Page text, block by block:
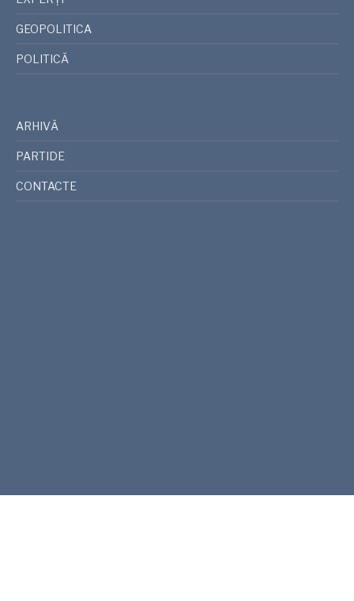
GEOPOLITICA
POLITICĂ
ARHIVĂ
PARTIDE
CONTACTE